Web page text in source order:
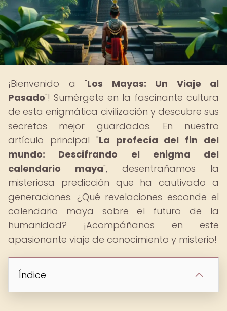
¡Bienvenido a "Los Mayas: Un Viaje al
Pasado"! Sumérgete en la fascinante cultura
de esta enigmática civilización y descubre sus
secretos mejor guardados. En nuestro
artículo principal "La profecía del fin del
mundo: Descifrando el enigma del
calendario maya", desentrañamos la
misteriosa predicción que ha cautivado a
generaciones. ¿Qué revelaciones esconde el
calendario maya sobre el futuro de la
humanidad? ¡Acompáñanos en este
apasionante viaje de conocimiento y misterio!
Índice